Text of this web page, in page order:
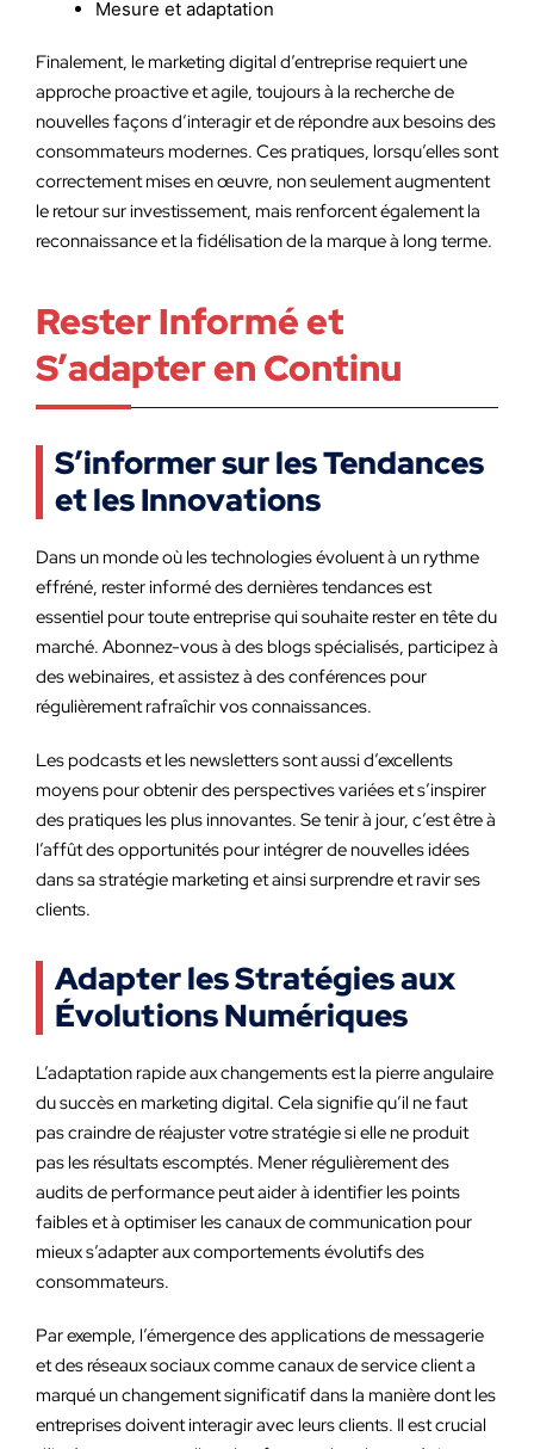
Mesure et adaptation
Finalement, le marketing digital d’entreprise requiert une
approche proactive et agile, toujours à la recherche de
nouvelles façons d’interagir et de répondre aux besoins des
consommateurs modernes. Ces pratiques, lorsqu’elles sont
correctement mises en œuvre, non seulement augmentent
le retour sur investissement, mais renforcent également la
reconnaissance et la fidélisation de la marque à long terme.
Rester Informé et
S’adapter en Continu
S’informer sur les Tendances
et les Innovations
Dans un monde où les technologies évoluent à un rythme
effréné, rester informé des dernières tendances est
essentiel pour toute entreprise qui souhaite rester en tête du
marché. Abonnez-vous à des blogs spécialisés, participez à
des webinaires, et assistez à des conférences pour
régulièrement rafraîchir vos connaissances.
Les podcasts et les newsletters sont aussi d’excellents
moyens pour obtenir des perspectives variées et s’inspirer
des pratiques les plus innovantes. Se tenir à jour, c’est être à
l’affût des opportunités pour intégrer de nouvelles idées
dans sa stratégie marketing et ainsi surprendre et ravir ses
clients.
Adapter les Stratégies aux
Évolutions Numériques
L’adaptation rapide aux changements est la pierre angulaire
du succès en marketing digital. Cela signifie qu’il ne faut
pas craindre de réajuster votre stratégie si elle ne produit
pas les résultats escomptés. Mener régulièrement des
audits de performance peut aider à identifier les points
faibles et à optimiser les canaux de communication pour
mieux s’adapter aux comportements évolutifs des
consommateurs.
Par exemple, l’émergence des applications de messagerie
et des réseaux sociaux comme canaux de service client a
marqué un changement significatif dans la manière dont les
entreprises doivent interagir avec leurs clients. Il est crucial